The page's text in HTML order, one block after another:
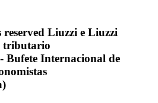
Liuzzi e Liuzzi
tributario
Bufete Internacional de